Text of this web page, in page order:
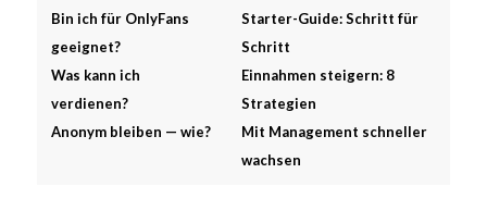
Bin ich für OnlyFans
geeignet?
Was kann ich
verdienen?
Anonym bleiben — wie?
Starter-Guide: Schritt für
Schritt
Einnahmen steigern: 8
Strategien
Mit Management schneller
wachsen